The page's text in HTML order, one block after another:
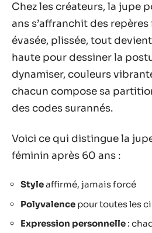
Chez les créateurs, la jupe
ans s’affranchit des
évasée, plissée, tout
haute pour dessiner la
dynamiser, couleurs
chacun compose sa
des codes surannés.
Voici ce qui distingue la
féminin après 60 ans :
Styleaffirmé, jamais forcé
Polyvalence pour toutes les
Expression personnelle :